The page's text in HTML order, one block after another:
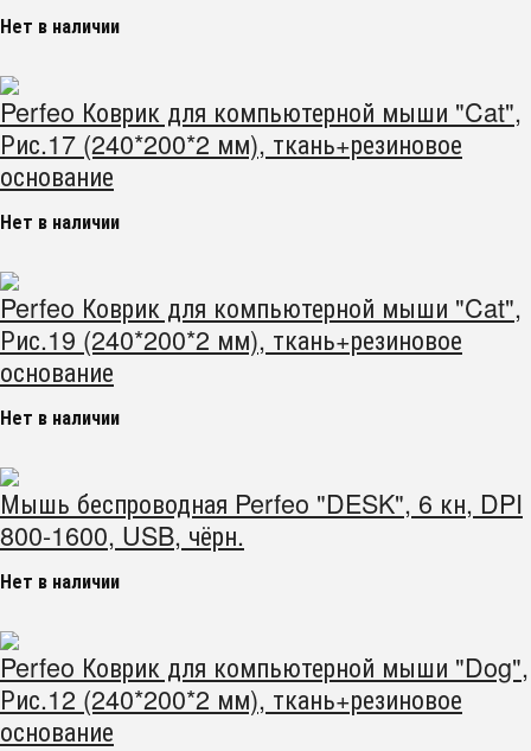
Нет в наличии
Perfeo Коврик для компьютерной мыши "Cat",
Рис.17 (240*200*2 мм), ткань+резиновое
основание
Нет в наличии
Perfeo Коврик для компьютерной мыши "Cat",
Рис.19 (240*200*2 мм), ткань+резиновое
основание
Нет в наличии
Мышь беспроводная Perfeo "DESK", 6 кн, DPI
800-1600, USB, чёрн.
Нет в наличии
Perfeo Коврик для компьютерной мыши "Dog",
Рис.12 (240*200*2 мм), ткань+резиновое
основание